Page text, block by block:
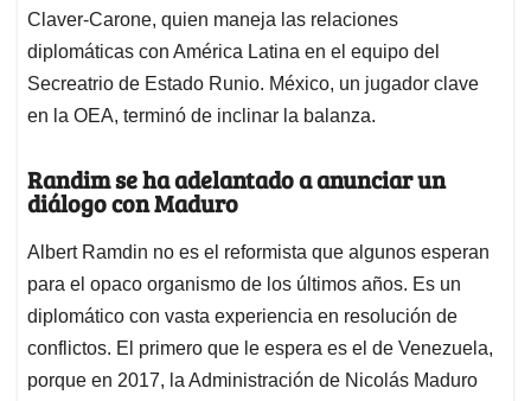
Claver-Carone, quien maneja las relaciones
diplomáticas con América Latina en el equipo del
Secreatrio de Estado Runio. México, un jugador clave
en la OEA, terminó de inclinar la balanza.
Randim se ha adelantado a anunciar un
diálogo con Maduro
Albert Ramdin no es el reformista que algunos esperan
para el opaco organismo de los últimos años. Es un
diplomático con vasta experiencia en resolución de
conflictos. El primero que le espera es el de Venezuela,
porque en 2017, la Administración de Nicolás Maduro